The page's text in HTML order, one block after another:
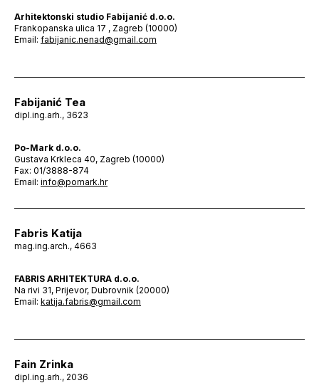
Arhitektonski studio Fabijanić d.o.o.
Frankopanska ulica 17 , Zagreb (10000)
Email: fabijanic.nenad@gmail.com
Fabijanić Tea
dipl.ing.arh., 3623
Po-Mark d.o.o.
Gustava Krkleca 40, Zagreb (10000)
Fax: 01/3888-874
Email: info@pomark.hr
Fabris Katija
mag.ing.arch., 4663
FABRIS ARHITEKTURA d.o.o.
Na rivi 31, Prijevor, Dubrovnik (20000)
Email: katija.fabris@gmail.com
Fain Zrinka
dipl.ing.arh., 2036